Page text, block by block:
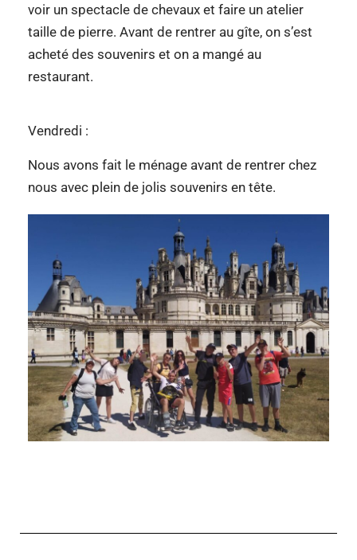
voir un spectacle de chevaux et faire un atelier
taille de pierre. Avant de rentrer au gîte, on s’est
acheté des souvenirs et on a mangé au
restaurant.
Vendredi :
Nous avons fait le ménage avant de rentrer chez
nous avec plein de jolis souvenirs en tête.